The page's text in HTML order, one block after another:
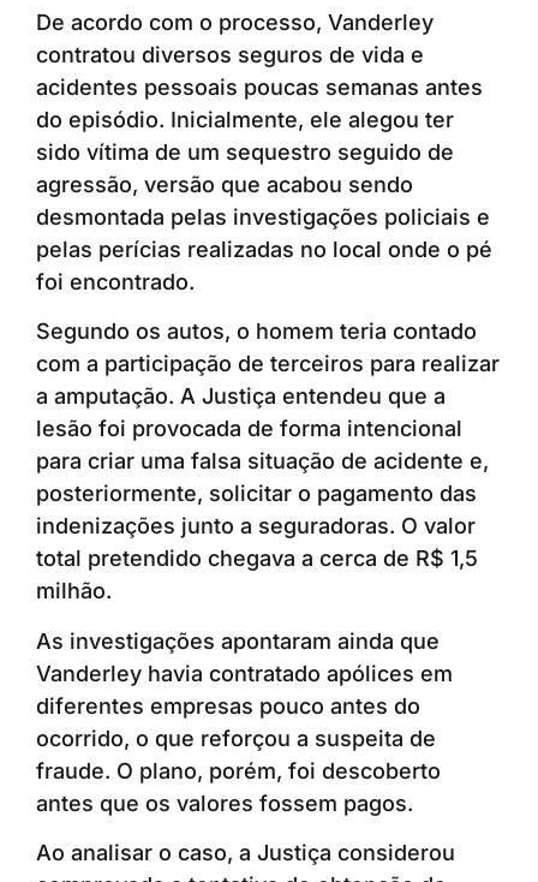
De acordo com o processo, Vanderley
contratou diversos seguros de vida e
acidentes pessoais poucas semanas antes
do episódio. Inicialmente, ele alegou ter
sido vítima de um sequestro seguido de
agressão, versão que acabou sendo
desmontada pelas investigações policiais e
pelas perícias realizadas no local onde o pé
foi encontrado.
Segundo os autos, o homem teria contado
com a participação de terceiros para realizar
a amputação. A Justiça entendeu que a
lesão foi provocada de forma intencional
para criar uma falsa situação de acidente e,
posteriormente, solicitar o pagamento das
indenizações junto a seguradoras. O valor
total pretendido chegava a cerca de R$ 1,5
milhão.
As investigações apontaram ainda que
Vanderley havia contratado apólices em
diferentes empresas pouco antes do
ocorrido, o que reforçou a suspeita de
fraude. O plano, porém, foi descoberto
antes que os valores fossem pagos.
Ao analisar o caso, a Justiça considerou